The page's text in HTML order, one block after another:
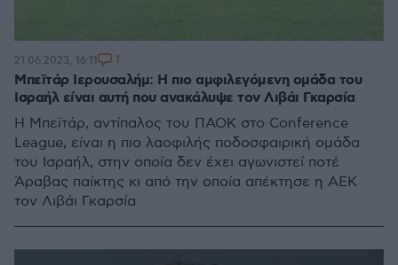
Μπεϊτάρ Ιερουσαλήμ: Η πιο αμφιλεγόμενη ομάδα του
Ισραήλ είναι αυτή που ανακάλυψε τον Λιβάι Γκαρσία
Η Μπεϊτάρ, αντίπαλος του ΠΑΟΚ στο Conference
League, είναι η πιο λαοφιλής ποδοσφαιρική ομάδα
του Ισραήλ, στην οποία δεν έχει αγωνιστεί ποτέ
Άραβας παίκτης κι από την οποία απέκτησε η ΑΕΚ
τον Λιβάι Γκαρσία
21.06.2023, 16:11 1